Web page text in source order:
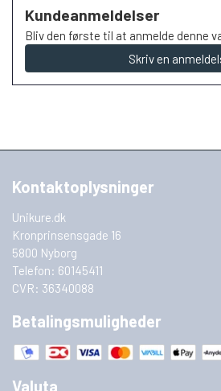
Kundeanmeldelser
Bliv den første til at anmelde denne
Skriv en
Kontaktoplysninger
Unikure.dk
Kronprinsensgade 16
5800 Nyborg
Telefon: 60145411
CVR: 36340088
Betalingsmuligheder
Valuta